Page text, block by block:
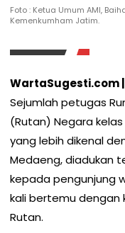
Foto : Ketua Umum AMI,
Kemenkumham Jatim.
WartaSugesti.com
Sejumlah petugas
(Rutan) Negara
yang lebih dikenal
Medaeng, diadukan
kepada pengunjung
kali bertemu dengan
Rutan.